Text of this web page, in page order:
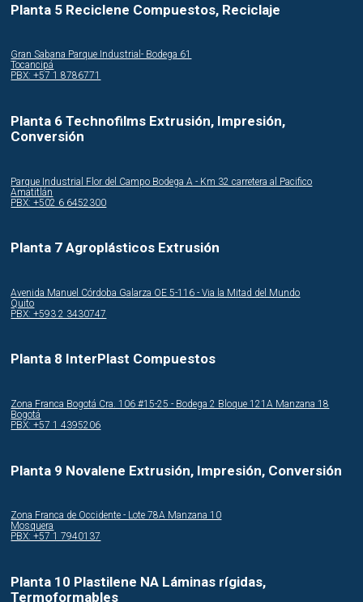
Planta 5 Reciclene Compuestos, Reciclaje
Gran Sabana Parque Industrial- Bodega 61
Tocancipá
PBX: +57 1 8786771
Planta 6 Technofilms Extrusión, Impresión,
Conversión
Parque Industrial Flor del Campo Bodega A - Km 32 carretera al Pacifico
Amatitlán
PBX: +502 6 6452300
Planta 7 Agroplásticos Extrusión
Avenida Manuel Córdoba Galarza OE 5-116 - Via la Mitad del Mundo
Quito
PBX: +593 2 3430747
Planta 8 InterPlast Compuestos
Zona Franca Bogotá Cra. 106 #15-25 - Bodega 2 Bloque 121A Manzana 18
Bogotá
PBX: +57 1 4395206
Planta 9 Novalene Extrusión, Impresión, Conversión
Zona Franca de Occidente - Lote 78A Manzana 10
Mosquera
PBX: +57 1 7940137
Planta 10 Plastilene NA Láminas rígidas,
Termoformables